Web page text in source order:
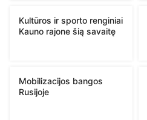
Kultūros ir sporto renginiai
Kauno rajone šią savaitę
Mobilizacijos bangos
Rusijoje